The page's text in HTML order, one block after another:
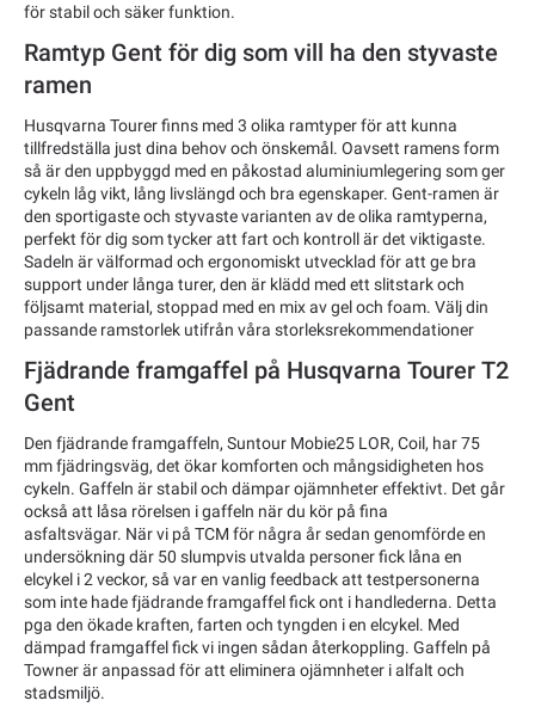
för stabil och säker funktion.
Ramtyp Gent för dig som vill ha den styvaste
ramen
Husqvarna Tourer finns med 3 olika ramtyper för att kunna
tillfredställa just dina behov och önskemål. Oavsett ramens form
så är den uppbyggd med en påkostad aluminiumlegering som ger
cykeln låg vikt, lång livslängd och bra egenskaper. Gent-ramen är
den sportigaste och styvaste varianten av de olika ramtyperna,
perfekt för dig som tycker att fart och kontroll är det viktigaste.
Sadeln är välformad och ergonomiskt utvecklad för att ge bra
support under långa turer, den är klädd med ett slitstark och
följsamt material, stoppad med en mix av gel och foam. Välj din
passande ramstorlek utifrån våra storleksrekommendationer
Fjädrande framgaffel på Husqvarna Tourer T2
Gent
Den fjädrande framgaffeln, Suntour Mobie25 LOR, Coil, har 75
mm fjädringsväg, det ökar komforten och mångsidigheten hos
cykeln. Gaffeln är stabil och dämpar ojämnheter effektivt. Det går
också att låsa rörelsen i gaffeln när du kör på fina
asfaltsvägar. När vi på TCM för några år sedan genomförde en
undersökning där 50 slumpvis utvalda personer fick låna en
elcykel i 2 veckor, så var en vanlig feedback att testpersonerna
som inte hade fjädrande framgaffel fick ont i handlederna. Detta
pga den ökade kraften, farten och tyngden i en elcykel. Med
dämpad framgaffel fick vi ingen sådan återkoppling. Gaffeln på
Towner är anpassad för att eliminera ojämnheter i alfalt och
stadsmiljö.